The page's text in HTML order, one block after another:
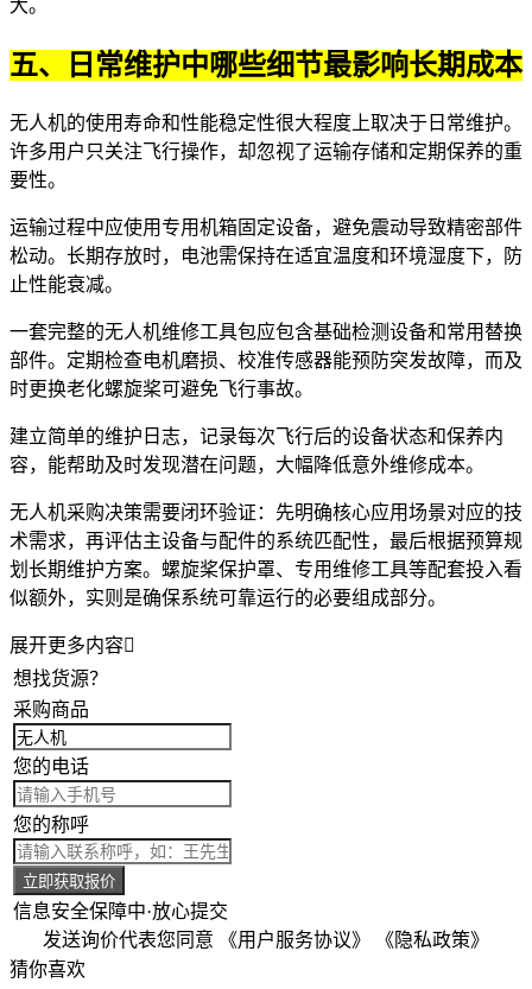
大。
五、日常维护中哪些细节最影响长期成本
无人机的使用寿命和性能稳定性很大程度上取决于日常维护。
许多用户只关注飞行操作，却忽视了运输存储和定期保养的重
要性。
运输过程中应使用专用机箱固定设备，避免震动导致精密部件
松动。长期存放时，电池需保持在适宜温度和环境湿度下，防
止性能衰减。
一套完整的无人机维修工具包应包含基础检测设备和常用替换
部件。定期检查电机磨损、校准传感器能预防突发故障，而及
时更换老化螺旋桨可避免飞行事故。
建立简单的维护日志，记录每次飞行后的设备状态和保养内
容，能帮助及时发现潜在问题，大幅降低意外维修成本。
无人机采购决策需要闭环验证：先明确核心应用场景对应的技
术需求，再评估主设备与配件的系统匹配性，最后根据预算规
划长期维护方案。螺旋桨保护罩、专用维修工具等配套投入看
似额外，实则是确保系统可靠运行的必要组成部分。
展开更多内容
想找货源？
采购商品
您的电话
您的称呼
立即获取报价
信息安全保障中·放心提交
发送询价代表您同意 《用户服务协议》
《隐私政策》
猜你喜欢